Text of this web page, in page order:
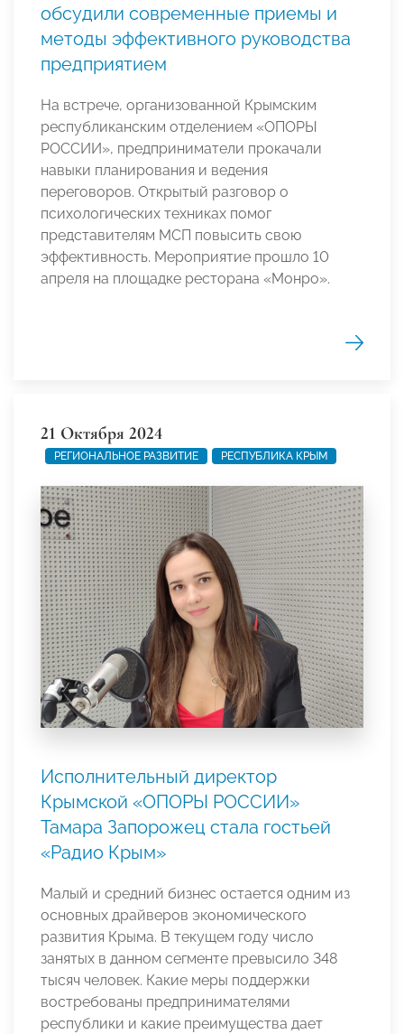
обсудили современные приемы и
методы эффективного руководства
предприятием
На встрече, организованной Крымским
республиканским отделением «ОПОРЫ
РОССИИ», предприниматели прокачали
навыки планирования и ведения
переговоров. Открытый разговор о
психологических техниках помог
представителям МСП повысить свою
эффективность. Мероприятие прошло 10
апреля на площадке ресторана «Монро».
21 Октября 2024
РЕГИОНАЛЬНОЕ РАЗВИТИЕ РЕСПУБЛИКА КРЫМ
Исполнительный директор
Крымской «ОПОРЫ РОССИИ»
Тамара Запорожец стала гостьей
«Радио Крым»
Малый и средний бизнес остается одним из
основных драйверов экономического
развития Крыма. В текущем году число
занятых в данном сегменте превысило 348
тысяч человек. Какие меры поддержки
востребованы предпринимателями
республики и какие преимущества дает